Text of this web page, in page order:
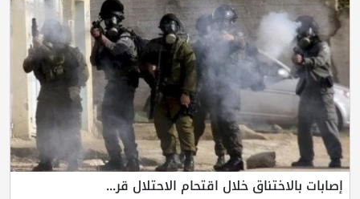
خلال اقتحام الاحتلال قر...